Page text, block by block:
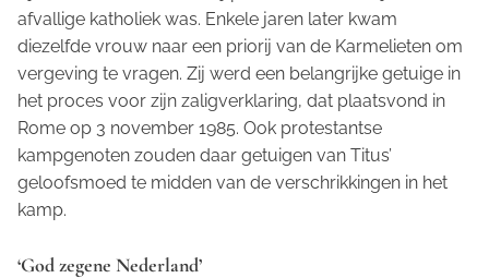
afvallige katholiek was. Enkele jaren later kwam
diezelfde vrouw naar een priorij van de Karmelieten om
vergeving te vragen. Zij werd een belangrijke getuige in
het proces voor zijn zaligverklaring, dat plaatsvond in
Rome op 3 november 1985. Ook protestantse
kampgenoten zouden daar getuigen van Titus’
geloofsmoed te midden van de verschrikkingen in het
kamp.
‘God zegene Nederland’